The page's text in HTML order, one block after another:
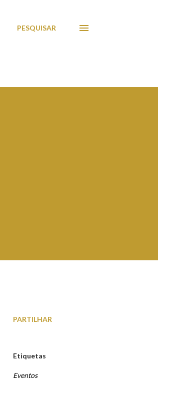
PESQUISAR
PARTILHAR
Etiquetas
Eventos